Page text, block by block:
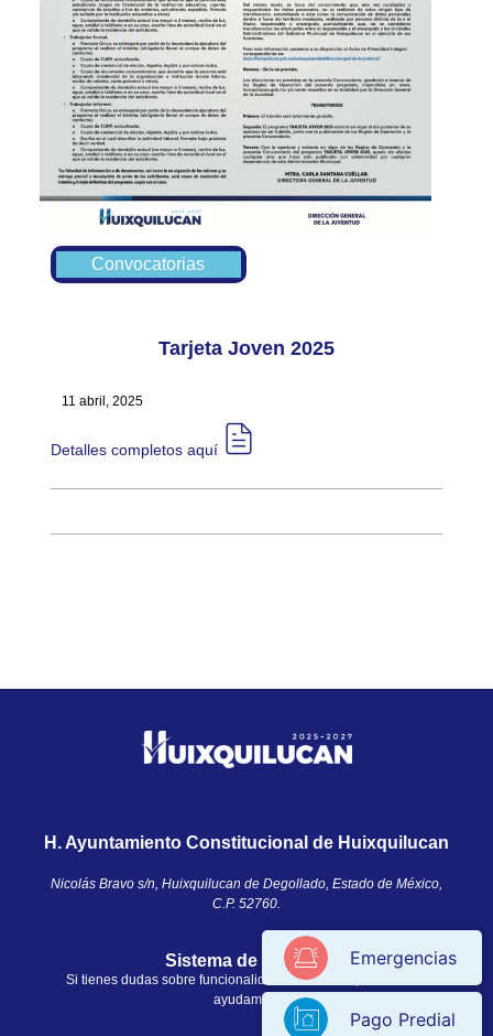
Convocatorias
Tarjeta Joven 2025
11 abril, 2025
Detalles completos aquí​​
H. Ayuntamiento Constitucional de Huixquilucan
Nicolás Bravo s/n, Huixquilucan de Degollado, Estado de México,
C.P. 52760.​
Sistema de ayuda
Si tienes dudas sobre funcionalidades en el sitio, nosotros te
ayudamos.
Pago Predial
Emergencias